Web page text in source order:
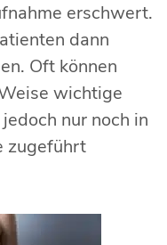
erschwert.
dann
Oft können
wichtige
nur noch in
zugeführt